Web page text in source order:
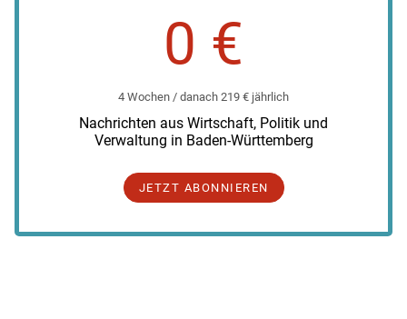
0 €
4 Wochen / danach 219 € jährlich
Nachrichten aus Wirtschaft, Politik und
Verwaltung in Baden-Württemberg
JETZT ABONNIEREN